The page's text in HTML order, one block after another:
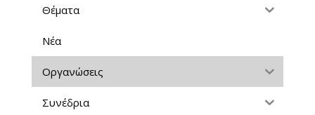
Θέματα
Νέα
Οργανώσεις
Συνέδρια